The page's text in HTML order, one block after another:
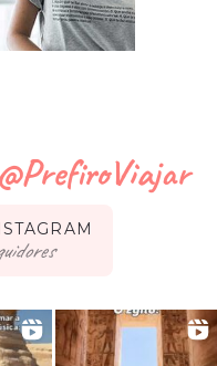
@PrefiroViajar